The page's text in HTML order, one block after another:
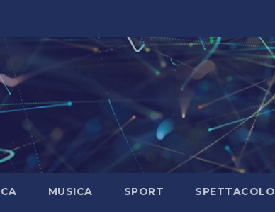
MUSICA SPORT SPETTACOLO